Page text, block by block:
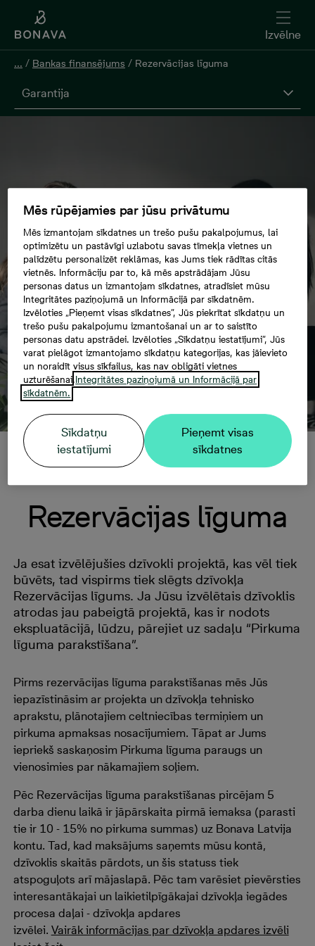
Izvēlne
... / Bankas finansējums / Rezervācijas līguma
Garantija
Atslēgu saņemšanas diena(2)
Rezervācijas līguma
Ja esat izvēlējušies dzīvokli projektā, kas vēl tiek
būvēts, tad vispirms tiek slēgts dzīvokļa
Rezervācijas līgums. Ja Jūsu izvēlētais dzīvoklis
atrodas jau pabeigtā projektā, kas ir nodots
ekspluatācijā, lūdzu, pārejiet uz sadaļu “Pirkuma
līguma parakstīšana”.
Pirms rezervācijas līguma parakstīšanas mēs Jūs
iepazīstināsim ar projekta un dzīvokļa tehnisko
aprakstu, plānotajiem celtniecības termiņiem un
pirkuma apmaksas nosacījumiem. Tāpat ar Jums
iepriekš saskaņosim Pirkuma līguma paraugs un
vienosimies par nākamajiem soļiem.
Pēc Rezervācijas līguma parakstīšanas pircējam 5
darba dienu laikā ir jāpārskaita pirmā iemaksa (parasti
tie ir 10 - 15% no pirkuma summas) uz Bonava Latvija
kontu. Tad, kad maksājums saņemts mūsu kontā,
dzīvoklis skaitās pārdots, un šis statuss tiek
atspoguļots arī mājaslapā. Pēc tam varēsiet pievērsties
interesantākajai un laikietilpīgākajai dzīvokļa iegādes
procesa daļai - dzīvokļa apdares
izvēlei. Vairāk informācijas par dzīvokļa apdares izvēli
Mēs rūpējamies par jūsu privātumu
Mēs izmantojam sīkdatnes un trešo pušu pakalpojumus, lai
optimizētu un pastāvīgi uzlabotu savas tīmekļa vietnes un
palīdzētu personalizēt reklāmas, kas Jums tiek rādītas citās
vietnēs. Informāciju par to, kā mēs apstrādājam Jūsu
personas datus un izmantojam sīkdatnes, atradīsiet mūsu
Integritātes paziņojumā un Informācijā par sīkdatnēm.
Izvēloties „Pieņemt visas sīkdatnes”, Jūs piekrītat sīkdatņu un
trešo pušu pakalpojumu izmantošanai un ar to saistīto
personas datu apstrādei. Izvēloties „Sīkdatņu iestatījumi”, Jūs
varat pielāgot izmantojamo sīkdatņu kategorijas, kas jāievieto
un noraidīt visus sīkfailus, kas nav obligāti vietnes
uzturēšanai.Integritātes paziņojumā un Informācijā par
sīkdatnēm.
Sīkdatņu
iestatījumi
Pieņemt visas
sīkdatnes